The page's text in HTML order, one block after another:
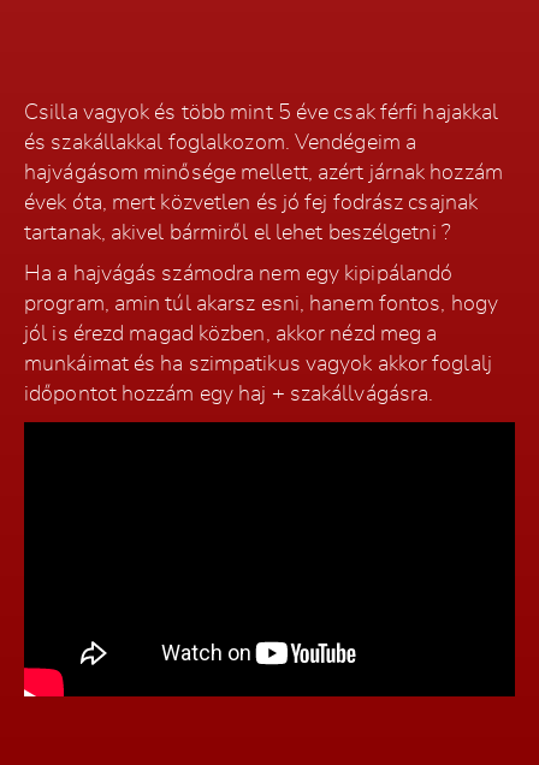
Csilla vagyok és több mint 5 éve csak férfi hajakkal
és szakállakkal foglalkozom. Vendégeim a
hajvágásom minősége mellett, azért járnak hozzám
évek óta, mert közvetlen és jó fej fodrász csajnak
tartanak, akivel bármiről el lehet beszélgetni ?
Ha a hajvágás számodra nem egy kipipálandó
program, amin túl akarsz esni, hanem fontos, hogy
jól is érezd magad közben, akkor nézd meg a
munkáimat és ha szimpatikus vagyok akkor foglalj
időpontot hozzám egy haj + szakállvágásra.